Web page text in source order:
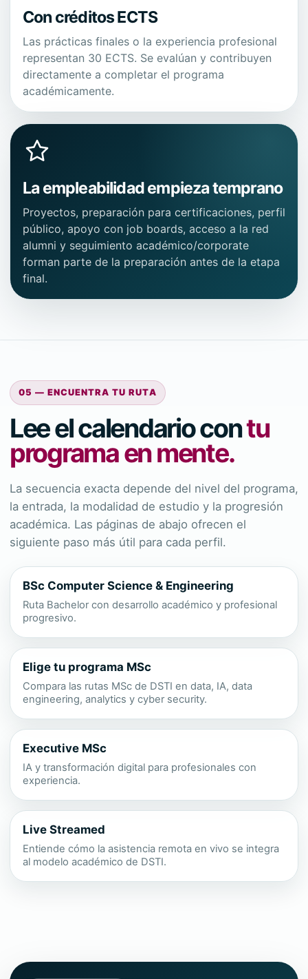
Con créditos ECTS
Las prácticas finales o la experiencia profesional
representan 30 ECTS. Se evalúan y contribuyen
directamente a completar el programa
académicamente.
La empleabilidad empieza temprano
Proyectos, preparación para certificaciones, perfil
público, apoyo con job boards, acceso a la red
alumni y seguimiento académico/corporate
forman parte de la preparación antes de la etapa
final.
05 — ENCUENTRA TU RUTA
Lee el calendario contu
programa en mente.
La secuencia exacta depende del nivel del programa,
la entrada, la modalidad de estudio y la progresión
académica. Las páginas de abajo ofrecen el
siguiente paso más útil para cada perfil.
BSc Computer Science & Engineering
Ruta Bachelor con desarrollo académico y profesional
progresivo.
Elige tu programa MSc
Compara las rutas MSc de DSTI en data, IA, data
engineering, analytics y cyber security.
Executive MSc
IA y transformación digital para profesionales con
experiencia.
Live Streamed
Entiende cómo la asistencia remota en vivo se integra
al modelo académico de DSTI.